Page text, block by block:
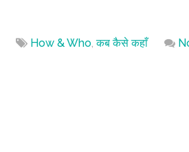
How & Who,कब कैसे कहाँ